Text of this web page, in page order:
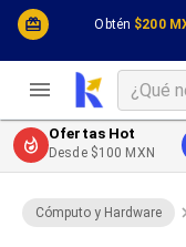
Obtén $200
Cómputo y Hardware
Desktop y
Impresión y
Celulares y
Energía
Cómputo y Hardware
Cables
Cables PC
Cables PC USB
Cables PC Serial
Cables PC SATA /
Cables PC SAS
Cables PC VGA /
Cables de Audio /
Ofertas Hot
Desde $100 MXN
Cómputo y Hardware